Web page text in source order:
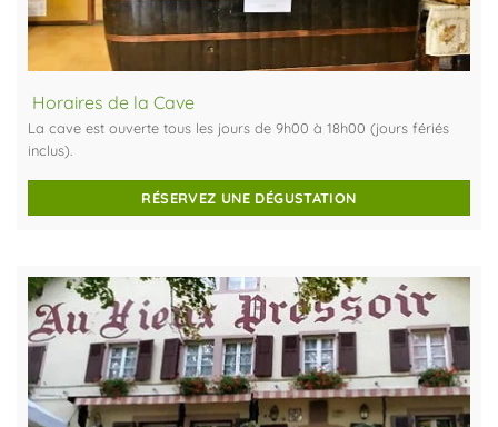
Horaires de la Cave
La cave est ouverte tous les jours de 9h00 à 18h00 (jours fériés
inclus).
RÉSERVEZ UNE DÉGUSTATION